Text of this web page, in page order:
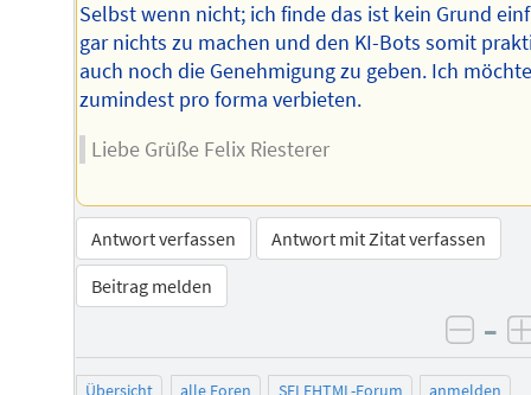
Selbst wenn nicht; ich finde das ist kein Grund
gar nichts zu machen und den KI-Bots somit
auch noch die Genehmigung zu geben. Ich
zumindest pro forma verbieten.
Liebe Grüße Felix Riesterer
Antwort verfassen
Antwort mit Zitat verfassen
Beitrag melden
–